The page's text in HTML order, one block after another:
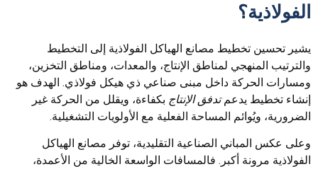
الفولاذية؟
يشير تحسين تخطيط مصانع الهياكل الفولاذية إلى التخطيط
والترتيب المنهجي لمناطق الإنتاج، والمعدات، ومناطق التخزين،
ومسارات الحركة داخل مبنى صناعي ذي هيكل فولاذي. الهدف هو
إنشاء تخطيط يدعمتدفق الإنتاج بكفاءة، ويقلل من الحركة غير
الضرورية، ويُوائم المساحة الفعلية مع الأولويات التشغيلية.
وعلى عكس المباني الصناعية التقليدية، توفر مصانع الهياكل
الفولاذية مرونة أكبر. فالمسافات الواسعة الخالية من الأعمدة،